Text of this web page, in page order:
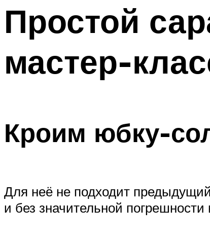
Простой
мастер-
Кроим юбку-
Для неё не подходит
и без значительной